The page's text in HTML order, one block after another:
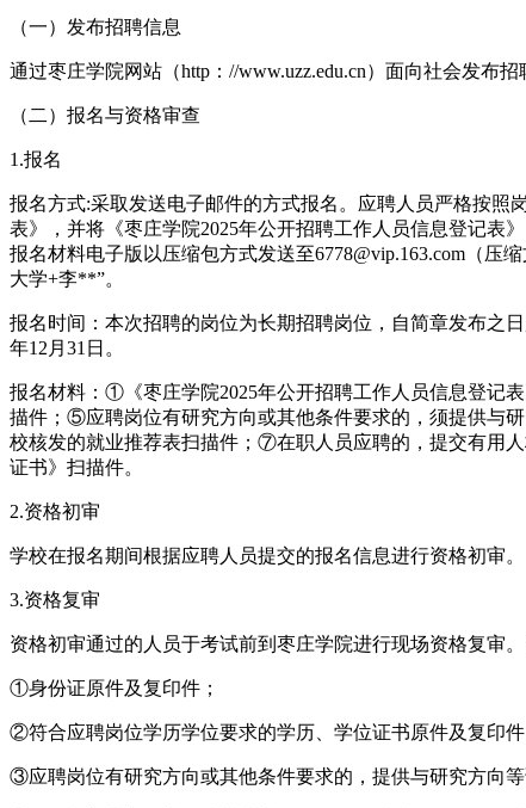
（一）发布招聘信息
通过枣庄学院网站（http：//www.uzz.edu.cn）面向社会发布招
（二）报名与资格审查
1.报名
报名方式:采取发送电子邮件的方式报名。应聘人员严格按照
表》，并将《枣庄学院2025年公开招聘工作人员信息登记表
报名材料电子版以压缩包方式发送至6778@vip.163.com（压
大学+李**”。
报名时间：本次招聘的岗位为长期招聘岗位，自简章发布之
年12月31日。
报名材料：①《枣庄学院2025年公开招聘工作人员信息登记
描件；⑤应聘岗位有研究方向或其他条件要求的，须提供与
校核发的就业推荐表扫描件；⑦在职人员应聘的，提交有用
证书》扫描件。
2.资格初审
学校在报名期间根据应聘人员提交的报名信息进行资格初审。
3.资格复审
资格初审通过的人员于考试前到枣庄学院进行现场资格复审
①身份证原件及复印件；
②符合应聘岗位学历学位要求的学历、学位证书原件及复印件
③应聘岗位有研究方向或其他条件要求的，提供与研究方向